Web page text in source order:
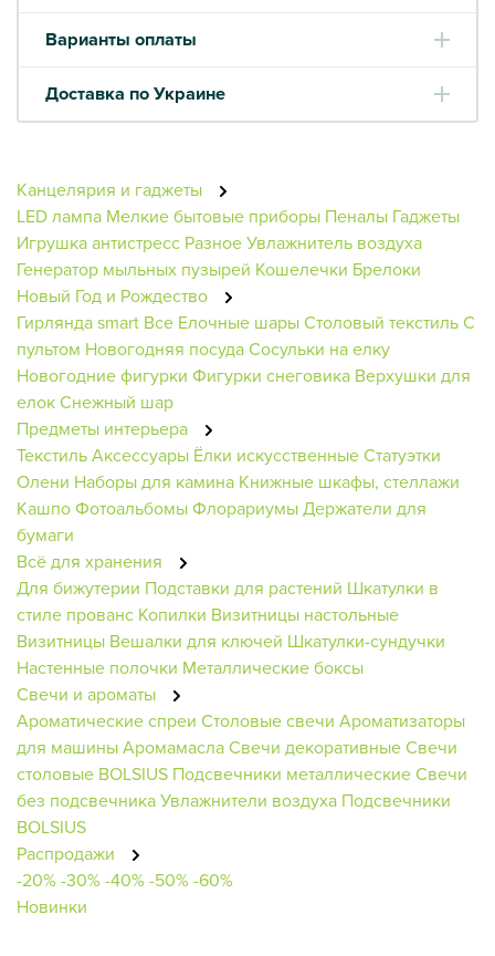
Варианты оплаты
Доставка по Украине
Канцелярия и гаджеты
LED лампа Мелкие бытовые приборы Пеналы Гаджеты
Игрушка антистресс РазноеУвлажнитель воздуха
Генератор мыльных пузырей Кошелечки Брелоки
Новый Год и Рождество
Гирлянда smart Все Елочные шарыСтоловый текстильС
пультом Новогодняя посудаСосульки на елку
Новогодние фигурки Фигурки снеговика Верхушки для
елокСнежный шар
Предметы интерьера
ТекстильАксессуары Ёлки искусственныеСтатуэтки
Олени Наборы для камина Книжные шкафы, стеллажи
КашпоФотоальбомыФлорариумыДержатели для
бумаги
Всё для хранения
Для бижутерии Подставки для растений Шкатулки в
стиле прованс Копилки Визитницы настольные
Визитницы Вешалки для ключей Шкатулки-сундучки
Настенные полочки Металлические боксы
Свечи и ароматы
Ароматические спреи Столовые свечи Ароматизаторы
для машиныАромамаслаСвечи декоративныеСвечи
столовые BOLSIUS Подсвечники металлическиеСвечи
без подсвечникаУвлажнители воздуха Подсвечники
BOLSIUS
Распродажи
-20%-30%-40%-50%-60%
Новинки